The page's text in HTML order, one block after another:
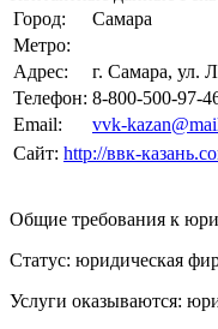
Город:
Самара
Метро:
Адрес:
г. Самара, ул.
Телефон: 8-800-500-97-
Email:
vvk-
Сайт: http://ввк-
Общие требования к
Статус: юридическая
Услуги оказываются: